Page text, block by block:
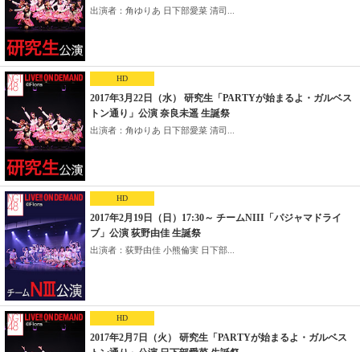
出演者：角ゆりあ 日下部愛菜 清司...
HD
2017年3月22日（水） 研究生「PARTYが始まるよ・ガルベス
トン通り」公演 奈良未遥 生誕祭
出演者：角ゆりあ 日下部愛菜 清司...
HD
2017年2月19日（日）17:30～ チームNIII「パジャマドライ
ブ」公演 荻野由佳 生誕祭
出演者：荻野由佳 小熊倫実 日下部...
HD
2017年2月7日（火） 研究生「PARTYが始まるよ・ガルベス